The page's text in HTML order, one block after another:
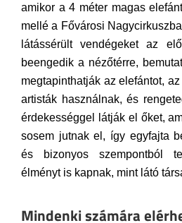
amikor a 4 méter magas
mellé a Fővárosi
látássérült vendégeket az
beengedik a nézőtérre,
megtapinthatják az elefántot,
artisták használnak, és
érdekességgel látják el őket,
sosem jutnak el, így egyfajta
és bizonyos szempontból
élményt is kapnak, mint látó
Mindenki számára